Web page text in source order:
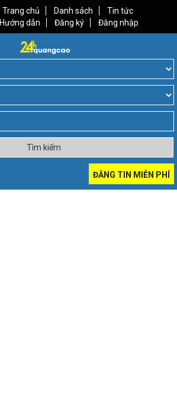
Trang chủ Danh sách
Tin tức
Hướng dẫn Đăng ký Đăng nhập
Tìm kiếm
ĐĂNG TIN MIỄN PHÍ